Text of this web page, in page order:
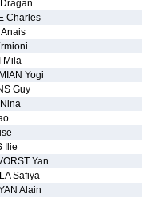
Charles
Anais
Mila
Yogi
Guy
Ilie
Yan
Safiya
Alain